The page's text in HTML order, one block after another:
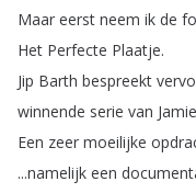
Maar eerst neem ik de
Het Perfecte Plaatje.
Jip Barth bespreekt
winnende serie van Jamie
Een zeer moeilijke
...namelijk een